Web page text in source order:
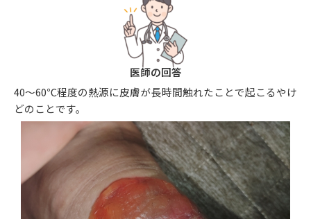
医師の回答
40〜60℃程度の熱源に皮膚が長時間触れたことで起こるやけ
どのことです。